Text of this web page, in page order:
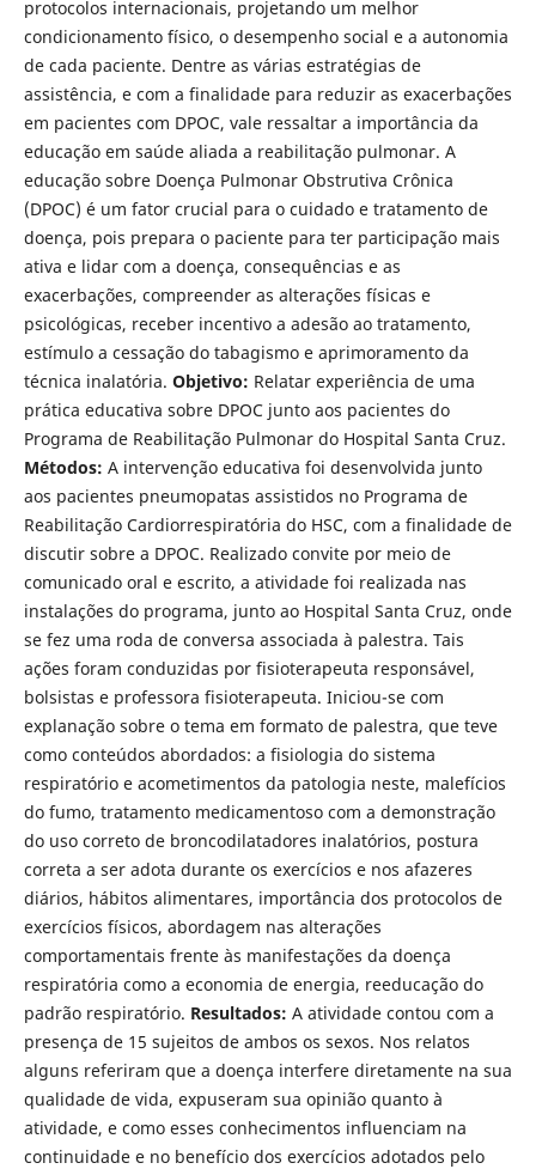
protocolos internacionais, projetando um melhor
condicionamento físico, o desempenho social e a autonomia
de cada paciente. Dentre as várias estratégias de
assistência, e com a finalidade para reduzir as exacerbações
em pacientes com DPOC, vale ressaltar a importância da
educação em saúde aliada a reabilitação pulmonar. A
educação sobre Doença Pulmonar Obstrutiva Crônica
(DPOC) é um fator crucial para o cuidado e tratamento de
doença, pois prepara o paciente para ter participação mais
ativa e lidar com a doença, consequências e as
exacerbações, compreender as alterações físicas e
psicológicas, receber incentivo a adesão ao tratamento,
estímulo a cessação do tabagismo e aprimoramento da
técnica inalatória. Objetivo: Relatar experiência de uma
prática educativa sobre DPOC junto aos pacientes do
Programa de Reabilitação Pulmonar do Hospital Santa Cruz.
Métodos: A intervenção educativa foi desenvolvida junto
aos pacientes pneumopatas assistidos no Programa de
Reabilitação Cardiorrespiratória do HSC, com a finalidade de
discutir sobre a DPOC. Realizado convite por meio de
comunicado oral e escrito, a atividade foi realizada nas
instalações do programa, junto ao Hospital Santa Cruz, onde
se fez uma roda de conversa associada à palestra. Tais
ações foram conduzidas por fisioterapeuta responsável,
bolsistas e professora fisioterapeuta. Iniciou-se com
explanação sobre o tema em formato de palestra, que teve
como conteúdos abordados: a fisiologia do sistema
respiratório e acometimentos da patologia neste, malefícios
do fumo, tratamento medicamentoso com a demonstração
do uso correto de broncodilatadores inalatórios, postura
correta a ser adota durante os exercícios e nos afazeres
diários, hábitos alimentares, importância dos protocolos de
exercícios físicos, abordagem nas alterações
comportamentais frente às manifestações da doença
respiratória como a economia de energia, reeducação do
padrão respiratório. Resultados: A atividade contou com a
presença de 15 sujeitos de ambos os sexos. Nos relatos
alguns referiram que a doença interfere diretamente na sua
qualidade de vida, expuseram sua opinião quanto à
atividade, e como esses conhecimentos influenciam na
continuidade e no benefício dos exercícios adotados pelo